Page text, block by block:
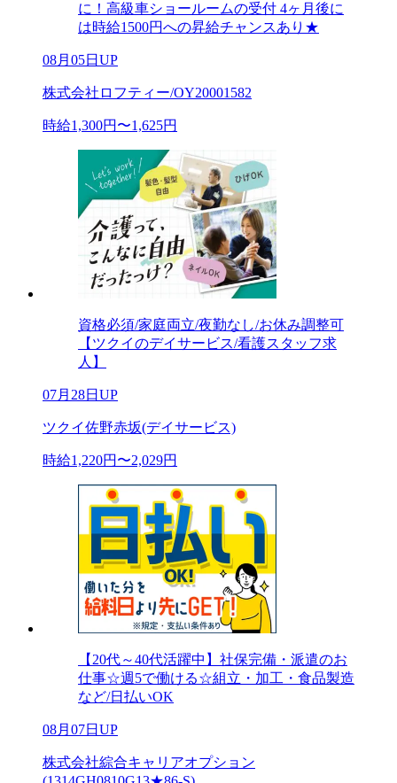
に！高級車ショールームの受付 4ヶ月後に
は時給1500円への昇給チャンスあり★
08月05日UP
株式会社ロフティー/OY20001582
時給1,300円〜1,625円
資格必須/家庭両立/夜勤なし/お休み調整可
【ツクイのデイサービス/看護スタッフ求
人】
07月28日UP
ツクイ佐野赤坂(デイサービス)
時給1,220円〜2,029円
【20代～40代活躍中】社保完備・派遣のお
仕事☆週5で働ける☆組立・加工・食品製造
など/日払いOK
08月07日UP
株式会社綜合キャリアオプション